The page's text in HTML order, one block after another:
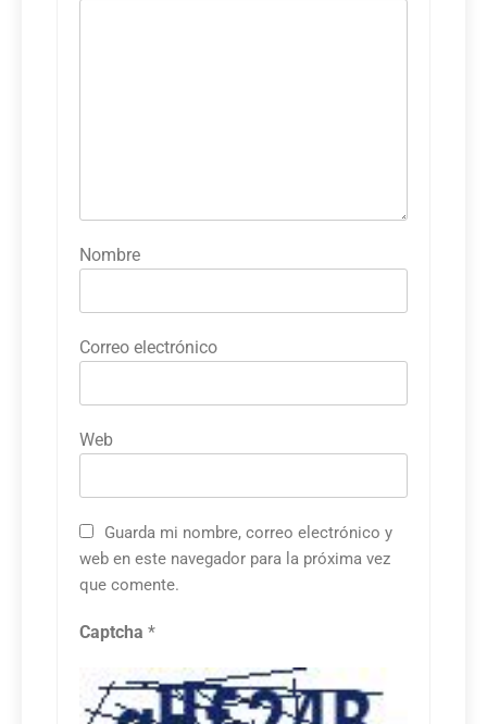
Nombre
Correo electrónico
Web
Guarda mi nombre, correo electrónico y
web en este navegador para la próxima vez
que comente.
Captcha *